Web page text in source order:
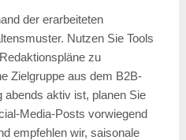
der erarbeiteten
Nutzen Sie Tools
zu
Zielgruppe aus dem B2B-
abends aktiv ist, planen Sie
Media-Posts vorwiegend
empfehlen wir, saisonale